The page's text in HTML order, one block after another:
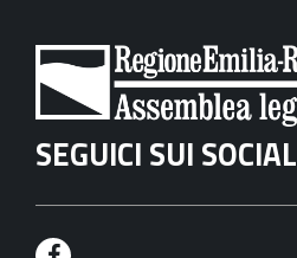
SEGUICI SUI SOCIAL